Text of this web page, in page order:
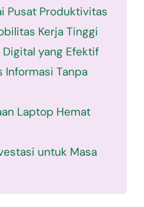
Pusat Produktivitas
Kerja Tinggi
yang Efektif
Informasi Tanpa
Laptop Hemat
untuk Masa